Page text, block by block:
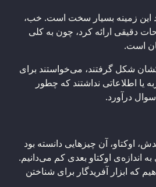
این زمینه بسیار سخت است. خب،
دقیقی ارائه کرد، چون به کلی
است.
شکل گرفتند، می‌خواستند برای
یا اطلاعاتی نداشتند که چطور
درآورد.
اوکتاو، آن چیزهایی دانسته بود
اندازه‌ی اوکتاو بعدی کم می‌دانیم.
که ابزار آفریدگار برای شناختن